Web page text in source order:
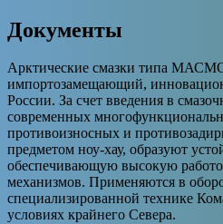
Документы
Арктические смазки типа
импортозамещающий,
России. За счет введения в
современных
противоизносных и
предметом ноу-хау, образуют
обеспечивающую высокую
механизмов. Применяются в
специализированной технике
условиях крайнего Севера.